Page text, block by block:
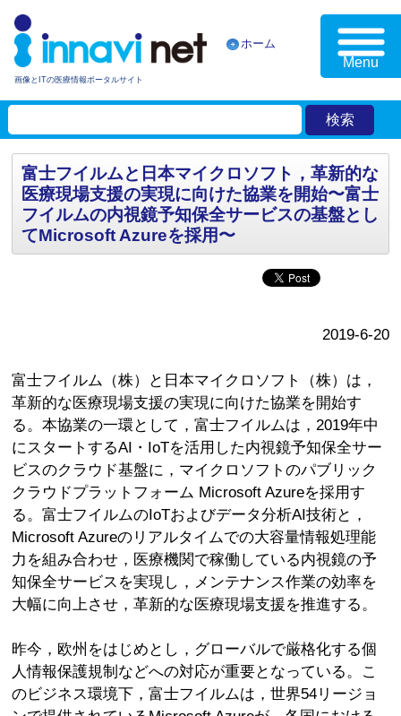
画像とITの医療情報ポータルサイト
ホーム
Menu
富士フイルムと日本マイクロソフト，革新的な
医療現場支援の実現に向けた協業を開始〜富士
フイルムの内視鏡予知保全サービスの基盤とし
てMicrosoft Azureを採用〜
2019-6-20
富士フイルム（株）と日本マイクロソフト（株）は，
革新的な医療現場支援の実現に向けた協業を開始す
る。本協業の一環として，富士フイルムは，2019年中
にスタートするAI・IoTを活用した内視鏡予知保全サー
ビスのクラウド基盤に，マイクロソフトのパブリック
クラウドプラットフォーム Microsoft Azureを採用す
る。富士フイルムのIoTおよびデータ分析AI技術と，
Microsoft Azureのリアルタイムでの大容量情報処理能
力を組み合わせ，医療機関で稼働している内視鏡の予
知保全サービスを実現し，メンテナンス作業の効率を
大幅に向上させ，革新的な医療現場支援を推進する。
昨今，欧州をはじめとし，グローバルで厳格化する個
人情報保護規制などへの対応が重要となっている。こ
のビジネス環境下，富士フイルムは，世界54リージョ